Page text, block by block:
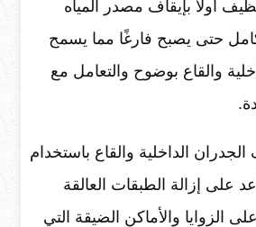
أولًا بإيقاف مصدر المياه
حتى يصبح فارغًا مما يسمح
والقاع بوضوح والتعامل مع
الداخلية والقاع باستخدام
على إزالة الطبقات العالقة
الزوايا والأماكن الضيقة التي